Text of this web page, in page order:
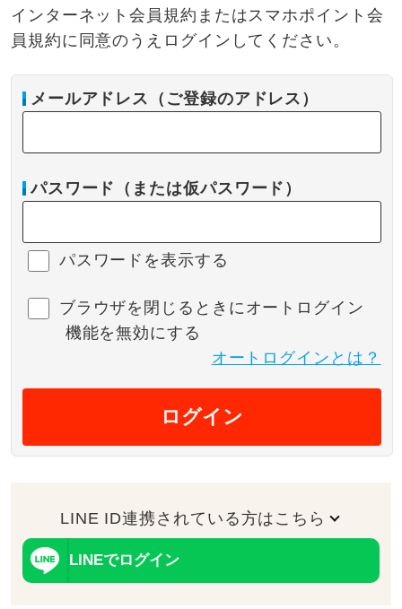
インターネット会員規約またはスマホポイント会
員規約に同意のうえログインしてください。
メールアドレス（ご登録のアドレス）
パスワード（または仮パスワード）
パスワードを表示する
ブラウザを閉じるときにオートログイン
機能を無効にする
オートログインとは？
ログイン
LINE ID連携されている方はこちら
LINEでログイン